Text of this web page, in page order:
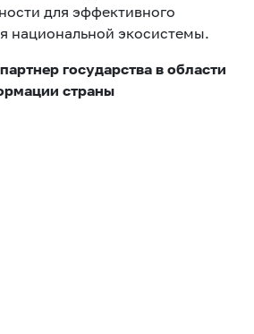
для эффективного
национальной экосистемы.
государства в области
страны